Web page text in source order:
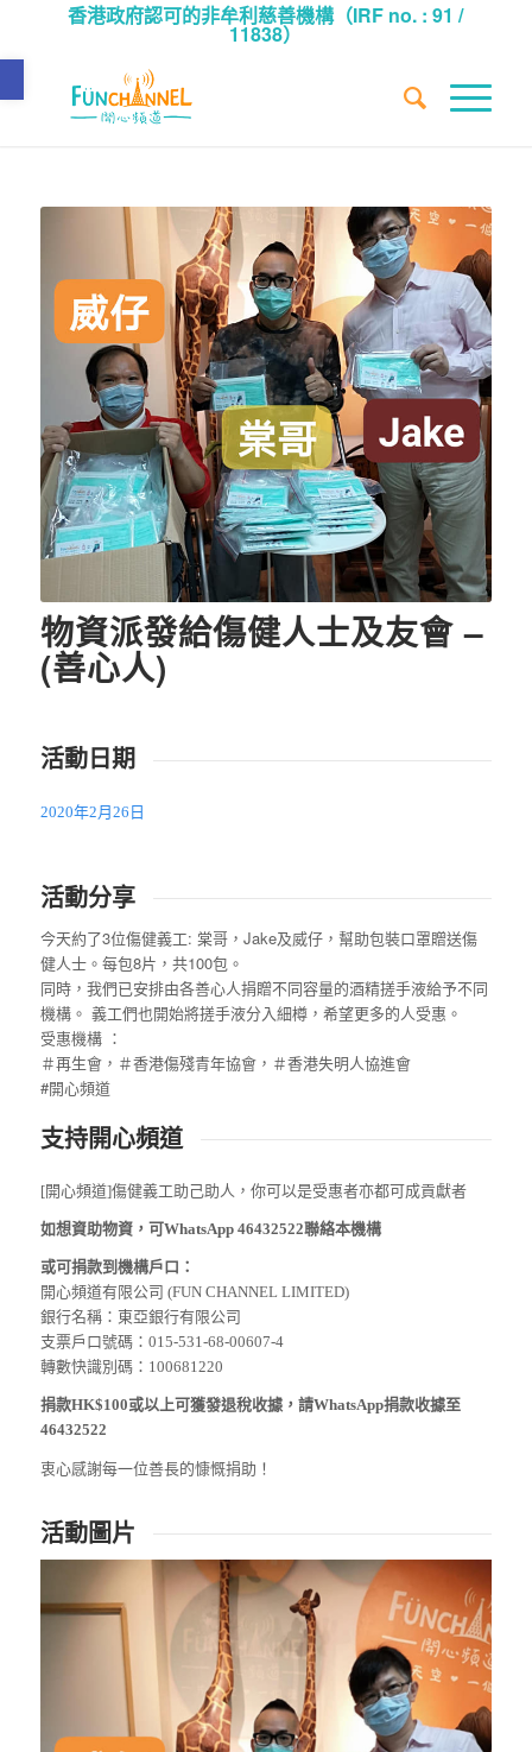
Open toolbar
香港政府認可的非牟利慈善機構（IRF no. : 91 /
11838）
物資派發給傷健人士及友會 –
(善心人)
活動日期
2020年2月26日
活動分享
今天約了3位傷健義工: 棠哥，Jake及威仔，幫助包裝口罩贈送傷
健人士。每包8片，共100包。
同時，我們已安排由各善心人捐贈不同容量的酒精搓手液給予不同
機構。 義工們也開始將搓手液分入細樽，希望更多的人受惠。
受惠機構 ：
＃再生會， ＃香港傷殘青年協會， ＃香港失明人協進會
#開心頻道
支持開心頻道
[開心頻道]傷健義工助己助人，你可以是受惠者亦都可成貢獻者
如想資助物資，可WhatsApp 46432522聯絡本機構
或可捐款到機構戶口：
開心頻道有限公司 (FUN CHANNEL LIMITED)
銀行名稱：東亞銀行有限公司
支票戶口號碼：015-531-68-00607-4
轉數快識別碼：100681220
捐款HK$100或以上可獲發退稅收據，請WhatsApp捐款收據至
46432522
衷心感謝每一位善長的慷慨捐助！
活動圖片